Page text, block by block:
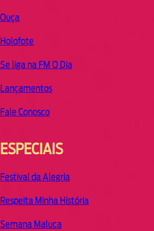
Ouça
Holofote
Se liga na FM O Dia
Lançamentos
Fale Conosco
ESPECIAIS
Festival da Alegria
Respeita Minha História
Semana Maluca